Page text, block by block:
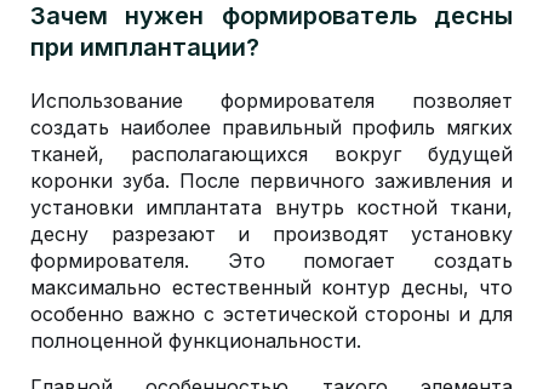
Зачем нужен формирователь десны
при имплантации?
Использование формирователя позволяет
создать наиболее правильный профиль мягких
тканей, располагающихся вокруг будущей
коронки зуба. После первичного заживления и
установки имплантата внутрь костной ткани,
десну разрезают и производят установку
формирователя. Это помогает создать
максимально естественный контур десны, что
особенно важно с эстетической стороны и для
полноценной функциональности.